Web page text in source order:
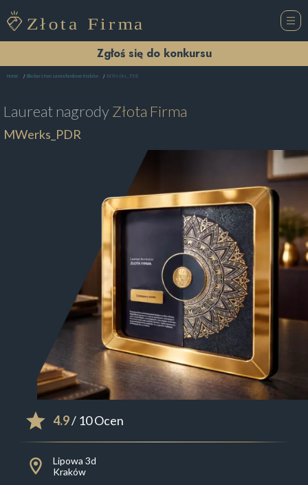
Zgłoś się do konkursu
Home Blacharstwo samochodowe Kraków MWerks_PDR
Laureat nagrodyZłota Firma
MWerks_PDR
4.9/ 10 Ocen
Lipowa 3d
Kraków